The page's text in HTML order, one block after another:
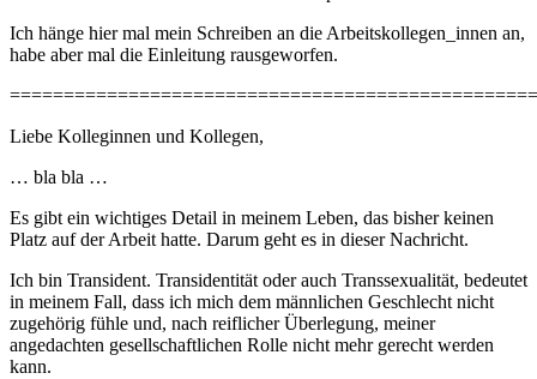
Ich hänge hier mal mein Schreiben an die Arbeitskollegen_innen an,
habe aber mal die Einleitung rausgeworfen.
Liebe Kolleginnen und Kollegen,
… bla bla …
Es gibt ein wichtiges Detail in meinem Leben, das bisher keinen
Platz auf der Arbeit hatte. Darum geht es in dieser Nachricht.
Ich bin Transident. Transidentität oder auch Transsexualität, bedeutet
in meinem Fall, dass ich mich dem männlichen Geschlecht nicht
zugehörig fühle und, nach reiflicher Überlegung, meiner
angedachten gesellschaftlichen Rolle nicht mehr gerecht werden
kann.